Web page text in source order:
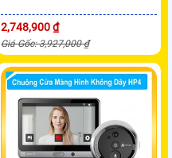
2,748,900 ₫
Giá Gốc: 3,927,000 ₫